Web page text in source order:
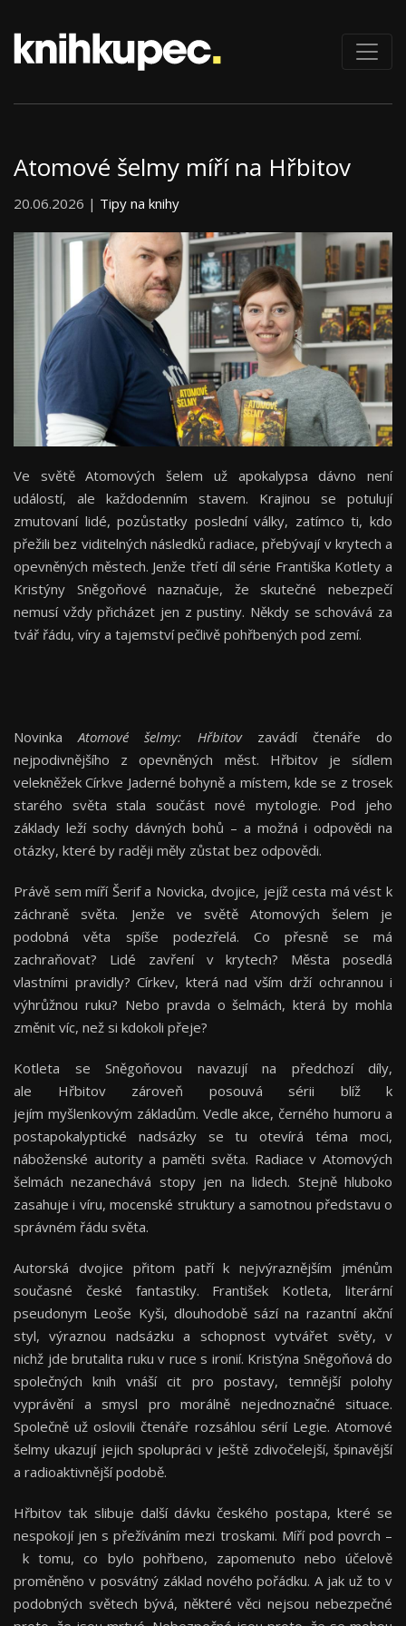
Atomové šelmy míří na Hřbitov
20.06.2026 | Tipy na knihy
Ve světě Atomových šelem už apokalypsa dávno není
událostí, ale každodenním stavem. Krajinou se potulují
zmutovaní lidé, pozůstatky poslední války, zatímco ti, kdo
přežili bez viditelných následků radiace, přebývají v krytech a
opevněných městech. Jenže třetí díl série Františka Kotlety a
Kristýny Sněgoňové naznačuje, že skutečné nebezpečí
nemusí vždy přicházet jen z pustiny. Někdy se schovává za
tvář řádu, víry a tajemství pečlivě pohřbených pod zemí.
NovinkaAtomové šelmy: Hřbitov zavádí čtenáře do
nejpodivnějšího z opevněných měst. Hřbitov je sídlem
velekněžek Církve Jaderné bohyně a místem, kde se z trosek
starého světa stala součást nové mytologie. Pod jeho
základy leží sochy dávných bohů – a možná i odpovědi na
otázky, které by raději měly zůstat bez odpovědi.
Právě sem míří Šerif a Novicka, dvojice, jejíž cesta má vést k
záchraně světa. Jenže ve světě Atomových šelem je
podobná věta spíše podezřelá. Co přesně se má
zachraňovat? Lidé zavření v krytech? Města posedlá
vlastními pravidly? Církev, která nad vším drží ochrannou i
výhrůžnou ruku? Nebo pravda o šelmách, která by mohla
změnit víc, než si kdokoli přeje?
Kotleta se Sněgoňovou navazují na předchozí díly,
ale Hřbitov zároveň posouvá sérii blíž k
jejím myšlenkovým základům. Vedle akce, černého humoru a
postapokalyptické nadsázky se tu otevírá téma moci,
náboženské autority a paměti světa. Radiace v Atomových
šelmách nezanechává stopy jen na lidech. Stejně hluboko
zasahuje i víru, mocenské struktury a samotnou představu o
správném řádu světa.
Autorská dvojice přitom patří k nejvýraznějším jménům
současné české fantastiky. František Kotleta, literární
pseudonym Leoše Kyši, dlouhodobě sází na razantní akční
styl, výraznou nadsázku a schopnost vytvářet světy, v
nichž jde brutalita ruku v ruce s ironií. Kristýna Sněgoňová do
společných knih vnáší cit pro postavy, temnější polohy
vyprávění a smysl pro morálně nejednoznačné situace.
Společně už oslovili čtenáře rozsáhlou sérií Legie. Atomové
šelmy ukazují jejich spolupráci v ještě zdivočelejší, špinavější
a radioaktivnější podobě.
Hřbitov tak slibuje další dávku českého postapa, které se
nespokojí jen s přežíváním mezi troskami. Míří pod povrch –
k tomu, co bylo pohřbeno, zapomenuto nebo účelově
proměněno v posvátný základ nového pořádku. A jak už to v
podobných světech bývá, některé věci nejsou nebezpečné